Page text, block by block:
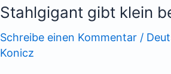
Stahlgigant gibt klein
Schreibe einen Kommentar /
Konicz